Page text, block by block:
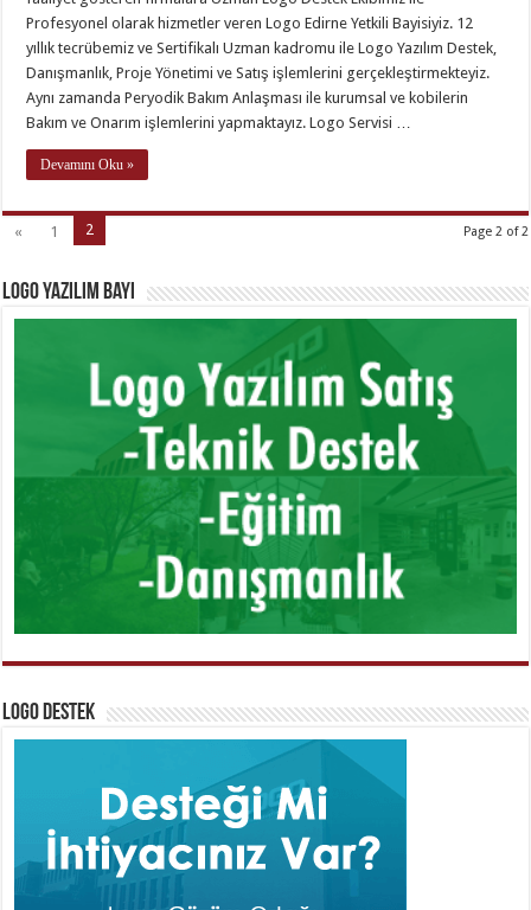
Profesyonel olarak hizmetler veren Logo Edirne Yetkili Bayisiyiz. 12
yıllık tecrübemiz ve Sertifikalı Uzman kadromu ile Logo Yazılım Destek,
Danışmanlık, Proje Yönetimi ve Satış işlemlerini gerçekleştirmekteyiz.
Aynı zamanda Peryodik Bakım Anlaşması ile kurumsal ve kobilerin
Bakım ve Onarım işlemlerini yapmaktayız. Logo Servisi …
Devamını Oku »
Page 2 of 2
« 1 2
Logo Yazılım Bayi
Logo Destek